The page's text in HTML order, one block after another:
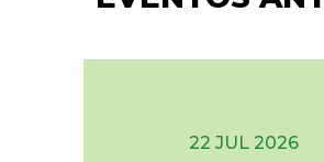
22 JUL 2026